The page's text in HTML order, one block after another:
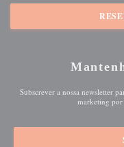
Subscrever a nossa newsletter
marketing por